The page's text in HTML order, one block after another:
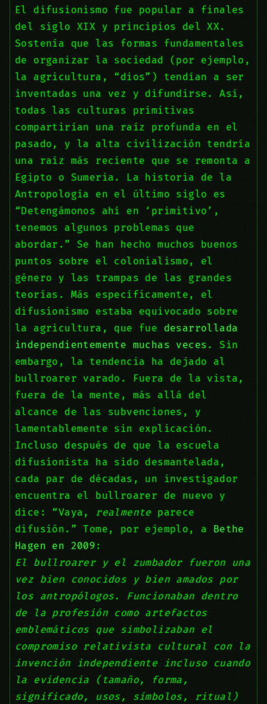
El difusionismo fue popular a finales
del siglo XIX y principios del XX.
Sostenía que las formas fundamentales
de organizar la sociedad (por ejemplo,
la agricultura, “dios”) tendían a ser
inventadas una vez y difundirse. Así,
todas las culturas primitivas
compartirían una raíz profunda en el
pasado, y la alta civilización tendría
una raíz más reciente que se remonta a
Egipto o Sumeria. La historia de la
Antropología en el último siglo es
“Detengámonos ahí en ‘primitivo’,
tenemos algunos problemas que
abordar.” Se han hecho muchos buenos
puntos sobre el colonialismo, el
género y las trampas de las grandes
teorías. Más específicamente, el
difusionismo estaba equivocado sobre
la agricultura, que fue desarrollada
independientemente muchas veces . Sin
embargo, la tendencia ha dejado al
bullroarer varado. Fuera de la vista,
fuera de la mente, más allá del
alcance de las subvenciones, y
lamentablemente sin explicación.
Incluso después de que la escuela
difusionista ha sido desmantelada,
cada par de décadas, un investigador
encuentra el bullroarer de nuevo y
dice: “Vaya, realmente parece
difusión.” Tome, por ejemplo, a Bethe
Hagen en 2009 :
El bullroarer y el zumbador fueron una
vez bien conocidos y bien amados por
los antropólogos. Funcionaban dentro
de la profesión como artefactos
emblemáticos que simbolizaban el
compromiso relativista cultural con la
invención independiente incluso cuando
la evidencia (tamaño, forma,
significado, usos, símbolos, ritual)